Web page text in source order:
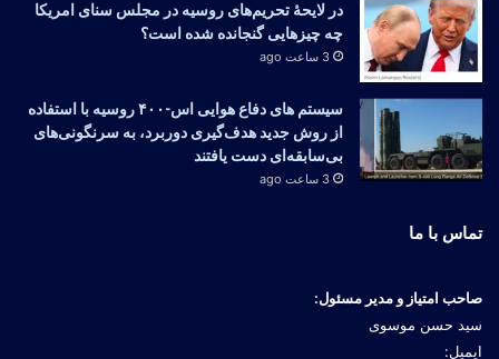
در لایحهٔ تحریم‌های روسیه در مجلس سنای امریکا
چه چیزهایی گنجانده شده است؟
3 ساعت ago
سیستم ‌های دفاع هوایی اس-۴۰۰ روسیه با استفاده
از روش جدید هدف‌گیری دوربرد، به سرنگونی‌های
بی‌سابقه‌ای دست یافتند
3 ساعت ago
تماس با ما
صاحب امتیاز و مدیر مسئول:
سید حسن موسوی
ایمیل: